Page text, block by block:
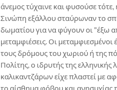
άνεμος τύχαινε και φυσούσε
Σινώπη εξάλλου σταύρωναν το
δωματίου για να φύγουν οι "έξω
μεταμφιέσεις. Οι
τους δρόμους του χωριού ή της
Πολίτης, ο ιδρυτής της ελληνικής
καλικαντζάρων είχε πλαστεί με
το αίσθημα φόβου και ανησυχίας